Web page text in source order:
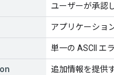
ユーザーが承認
アプリケーショ
単一の ASCII エ
追加情報を提供